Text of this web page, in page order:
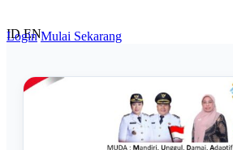
ID EN
Login Mulai Sekarang